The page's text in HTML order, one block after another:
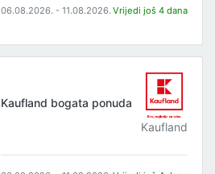
06.08.2026. - 11.08.2026. Vrijedi još 4 dana
Kaufland bogata ponuda
Kaufland